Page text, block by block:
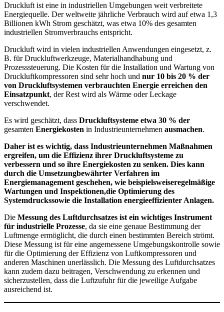
Druckluft ist eine in industriellen Umgebungen weit verbreitete
Energiequelle. Der weltweite jährliche Verbrauch wird auf etwa 1,3
Billionen kWh Strom geschätzt, was etwa 10% des gesamten
industriellen Stromverbrauchs entspricht.
Druckluft wird in vielen industriellen Anwendungen eingesetzt, z.
B. für Druckluftwerkzeuge, Materialhandhabung und
Prozesssteuerung. Die Kosten für die Installation und Wartung von
Druckluftkompressoren sind sehr hoch und nur 10 bis 20 % der
von Druckluftsystemen verbrauchten Energie erreichen den
Einsatzpunkt, der Rest wird als Wärme oder Leckage
verschwendet.
Es wird geschätzt, dass Druckluftsysteme etwa 30 % der
gesamten Energiekosten in Industrieunternehmen ausmachen.
Daher ist es wichtig, dass Industrieunternehmen Maßnahmen
ergreifen, um die Effizienz ihrer Druckluftsysteme zu
verbessern und so ihre Energiekosten zu senken. Dies kann
durch die Umsetzungbewährter Verfahren im
Energiemanagement geschehen, wie beispielsweiseregelmäßige
Wartungen und Inspektionen,die Optimierung des
Systemdruckssowie die Installation energieeffizienter Anlagen.
Die Messung des Luftdurchsatzes ist ein wichtiges Instrument
für industrielle Prozesse, da sie eine genaue Bestimmung der
Luftmenge ermöglicht, die durch einen bestimmten Bereich strömt.
Diese Messung ist für eine angemessene Umgebungskontrolle sowie
für die Optimierung der Effizienz von Luftkompressoren und
anderen Maschinen unerlässlich. Die Messung des Luftdurchsatzes
kann zudem dazu beitragen, Verschwendung zu erkennen und
sicherzustellen, dass die Luftzufuhr für die jeweilige Aufgabe
ausreichend ist.